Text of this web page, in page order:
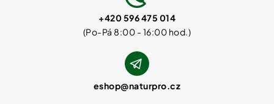
eshop@naturpro.cz
+420 596 475 014